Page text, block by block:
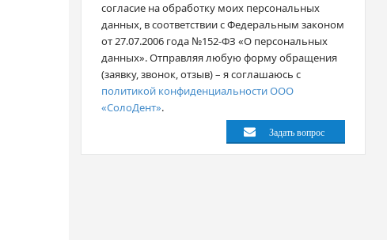
согласие на обработку моих персональных
данных, в соответствии с Федеральным законом
от 27.07.2006 года №152-ФЗ «О персональных
данных». Отправляя любую форму обращения
(заявку, звонок, отзыв) – я соглашаюсь с
политикой конфиденциальности ООО
«СолоДент».